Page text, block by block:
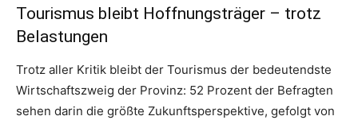
Tourismus bleibt Hoffnungsträger – trotz
Belastungen
Trotz aller Kritik bleibt der Tourismus der bedeutendste
Wirtschaftszweig der Provinz: 52 Prozent der Befragten
sehen darin die größte Zukunftsperspektive, gefolgt von